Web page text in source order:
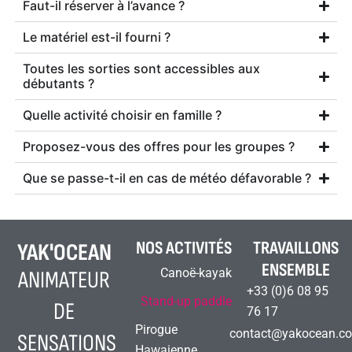
Faut-il réserver à l’avance ?
Le matériel est-il fourni ?
Toutes les sorties sont accessibles aux
débutants ?
Quelle activité choisir en famille ?
Proposez-vous des offres pour les groupes ?
Que se passe-t-il en cas de météo défavorable ?
YAK'OCEAN
ANIMATEUR
DE
SENSATIONS
NOS ACTIVITÉS
Canoë-kayak
Stand-up paddle
Pirogue
TRAVAILLONS
ENSEMBLE
+33 (0)6 08 95
76 17